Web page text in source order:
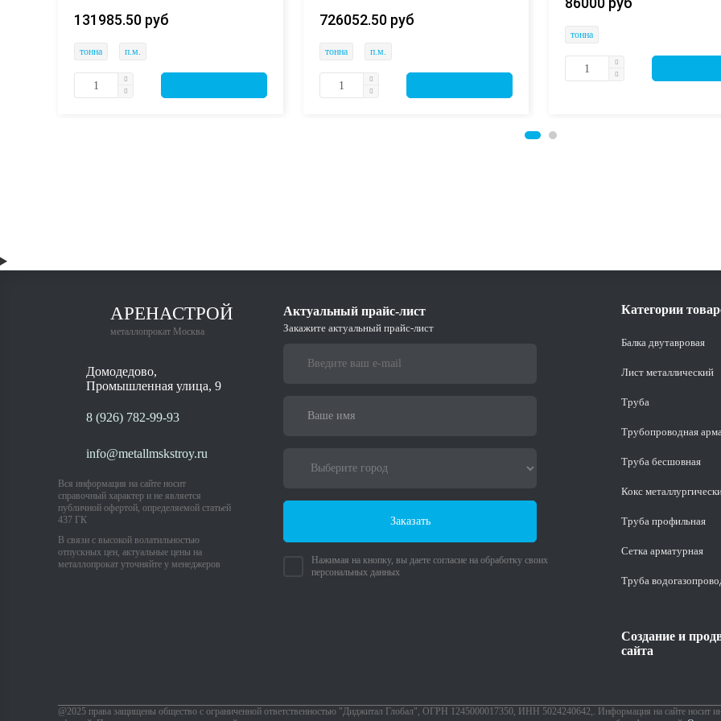
131985.50 руб
тонна п.м.
726052.50 руб
тонна п.м.
тонна
АРЕНАСТРОЙ
металлопрокат Москва
Домодедово,
Промышленная улица, 9
8 (926) 782-99-93
info@metallmskstroy.ru
Вся информация на сайте носит
справочный характер и не является
публичной офертой, определяемой статьей
437 ГК
В связи с высокой волатильностью
отпускных цен, актуальные цены на
металлопрокат уточняйте у менеджеров
Актуальный прайс-лист
Закажите актуальный прайс-лист
Заказать
Нажимая на кнопку, вы даете согласие на обработку своих
персональных данных
Категории
Балка двутавровая
Лист металлический
Труба
Трубопроводная
Труба бесшовная
Кокс
Труба профильная
Cетка арматурная
Труба
Создание и
сайта
@2025 права защищены общество с ограниченной ответственностью "Диджитал Глобал", ОГРН 1245000017350, ИНН 5024240642,. Информация на сайте носит